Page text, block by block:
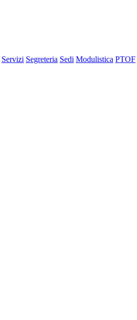
Servizi Segreteria Sedi Modulistica PTOF